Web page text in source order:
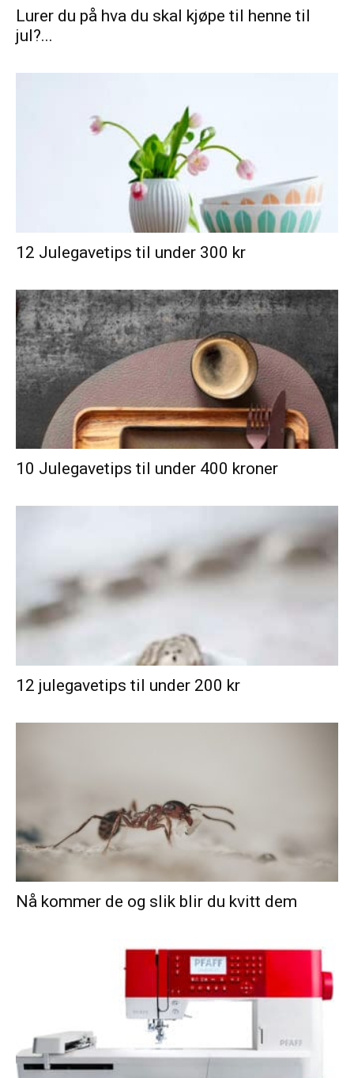
Lurer du på hva du skal kjøpe til henne til
jul?...
12 Julegavetips til under 300 kr
10 Julegavetips til under 400 kroner
12 julegavetips til under 200 kr
Nå kommer de og slik blir du kvitt dem